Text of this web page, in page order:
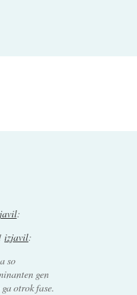
:
izjavil:
so
gen
otrok fase.